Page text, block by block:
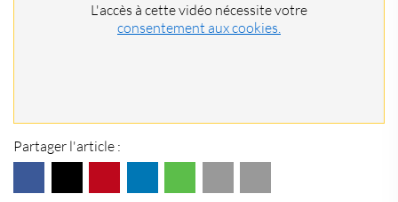
L'accès à cette vidéo nécessite votre
consentement aux cookies.
Partager l'article :